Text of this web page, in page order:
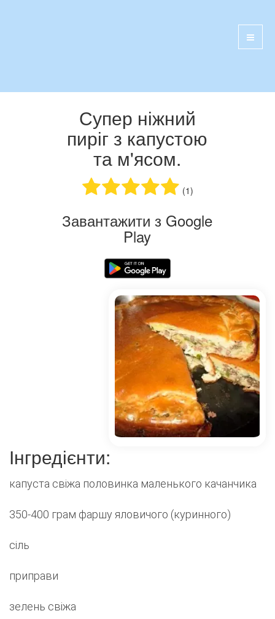
Супер ніжний
пиріг з капустою
та м'ясом.
(1)
Завантажити з Google
Play
Інгредієнти:
капуста свіжа половинка маленького качанчика
350-400 грам фаршу яловичого (куринного)
сіль
приправи
зелень свіжа